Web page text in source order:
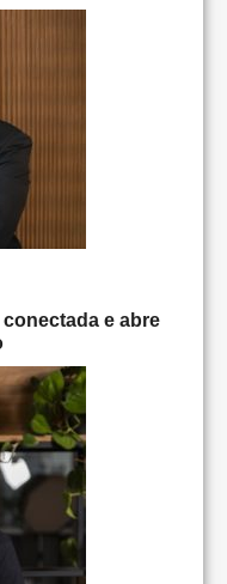
e abre